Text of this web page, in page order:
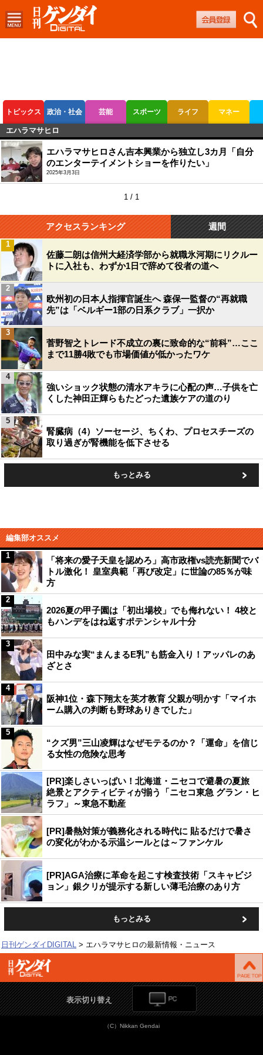
トピックス 政治・社会 芸能 スポーツ ライフ マネー
ボートレース
エハラマサヒロ
エハラマサヒロさん吉本興業から独立し3カ月「自分
のエンターテイメントショーを作りたい」
2025年3月3日
1 / 1
アクセスランキング 週間
佐藤二朗は信州大経済学部から就職氷河期にリクルー
トに入社も、わずか1日で辞めて役者の道へ
1
欧州初の日本人指揮官誕生へ 森保一監督の“再就職
先”は「ベルギー1部の日系クラブ」一択か
2
菅野智之トレード不成立の裏に致命的な“前科”…ここ
まで11勝4敗でも市場価値が低かったワケ
3
強いショック状態の清水アキラに心配の声…子供を亡
くした神田正輝らもたどった遺族ケアの道のり
4
腎臓病（4）ソーセージ、ちくわ、プロセスチーズの
取り過ぎが腎機能を低下させる
5
もっとみる
編集部オススメ
「将来の愛子天皇を認めろ」高市政権vs読売新聞でバ
トル激化！ 皇室典範「再び改定」に世論の85％が味
方
1
2026夏の甲子園は「初出場校」でも侮れない！ 4校と
もハンデをはね返すポテンシャル十分
2
田中みな実“まんまるE乳”も筋金入り！アッパレのあ
ざとさ
3
阪神1位・森下翔太を英才教育 父親が明かす「マイホ
ーム購入の判断も野球ありきでした」
4
“クズ男”三山凌輝はなぜモテるのか？「運命」を信じ
る女性の危険な思考
5
[PR]楽しさいっぱい！北海道・ニセコで避暑の夏旅
絶景とアクティビティが揃う「ニセコ東急 グラン・ヒ
ラフ」～東急不動産
[PR]暑熱対策が義務化される時代に 貼るだけで暑さ
の変化がわかる示温シールとは～ファンケル
[PR]AGA治療に革命を起こす検査技術「スキャビジ
ョン」銀クリが提示する新しい薄毛治療のあり方
もっとみる
日刊ゲンダイDIGITAL エハラマサヒロの最新情報・ニュース
表示切り替え
（C）Nikkan Gendai